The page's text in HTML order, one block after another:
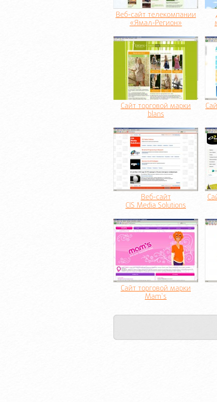
Веб-сайт телекомпании
«Ямал-Регион»
Сайт торговой марки
blans
Веб-сайт
CIS Media Solutions
Сайт торговой марки
Mam`s